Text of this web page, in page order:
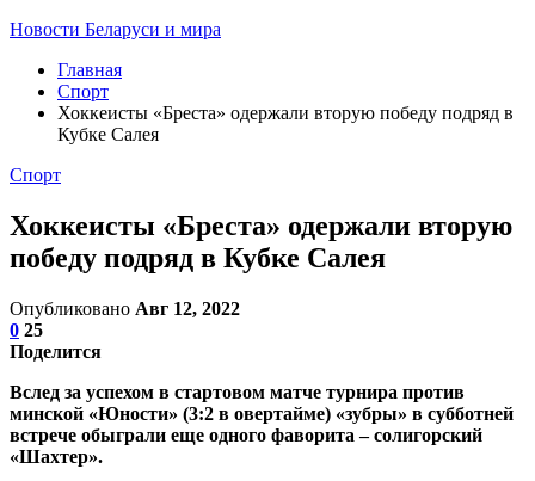
Новости Беларуси и мира
Главная
Спорт
Хоккеисты «Бреста» одержали вторую победу подряд в
Кубке Салея
Спорт
Хоккеисты «Бреста» одержали вторую
победу подряд в Кубке Салея
Опубликовано Авг 12, 2022
0 25
Поделится
Вслед за успехом в стартовом матче турнира против
минской «Юности» (3:2 в овертайме) «зубры» в субботней
встрече обыграли еще одного фаворита – солигорский
«Шахтер».